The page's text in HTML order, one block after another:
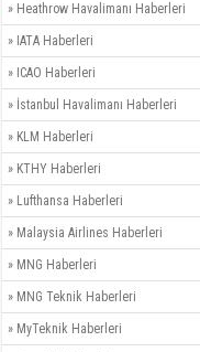
» Heathrow Havalimanı Haberleri
» IATA Haberleri
» ICAO Haberleri
» İstanbul Havalimanı Haberleri
» KLM Haberleri
» KTHY Haberleri
» Lufthansa Haberleri
» Malaysia Airlines Haberleri
» MNG Haberleri
» MNG Teknik Haberleri
» MyTeknik Haberleri